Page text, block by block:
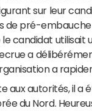
sur leur
de pré-
candidat utilisait
a
a
aux autorités, il a
du Nord.